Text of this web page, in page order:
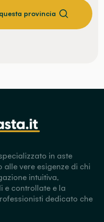
provincia
in aste
vere esigenze di chi
intuitiva,
e controllate e la
dedicato che